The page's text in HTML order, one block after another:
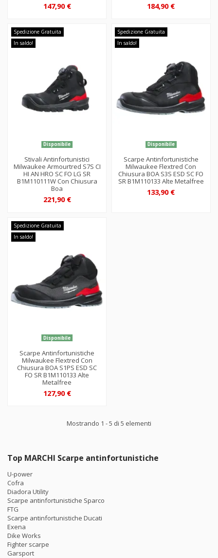
147,90 € 184,90 €
Spedizione Gratuita
In saldo!
Disponibile
Stivali Antinfortunistici
Milwaukee Armourtred S7S CI
HI AN HRO SC FO LG SR
B1M110111W Con Chiusura
Boa
221,90 €
Spedizione Gratuita
In saldo!
Disponibile
Scarpe Antinfortunistiche
Milwaukee Flextred Con
Chiusura BOA S3S ESD SC FO
SR B1M110133 Alte Metalfree
133,90 €
Spedizione Gratuita
In saldo!
Disponibile
Scarpe Antinfortunistiche
Milwaukee Flextred Con
Chiusura BOA S1PS ESD SC
FO SR B1M110133 Alte
Metalfree
127,90 €
Mostrando 1 - 5 di 5 elementi
Top MARCHI Scarpe antinfortunistiche
U-power
Cofra
Diadora Utility
Scarpe antinfortunistiche Sparco
FTG
Scarpe antinfortunistiche Ducati
Exena
Dike Works
Fighter scarpe
Garsport